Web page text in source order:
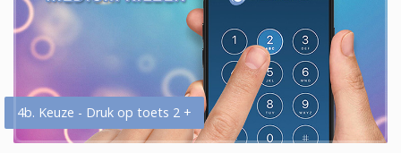
4b. Keuze - Druk op toets 2 +